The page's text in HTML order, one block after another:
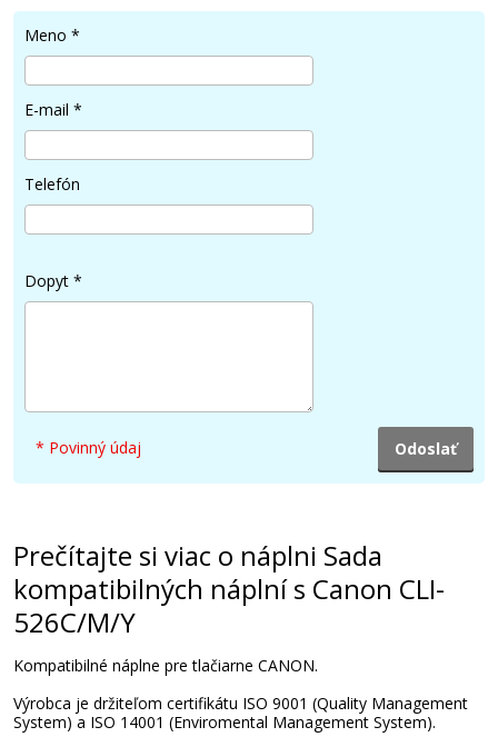
4,90 €
Pridať do košíka
Kompatibilná náplň s Canon CLI-526GY
5,90 €
Kompatibilná náplň s Canon PGI-525BK
Meno *
E-mail *
Telefón
Dopyt *
* Povinný údaj
Prečítajte si viac o náplni Sada
kompatibilných náplní s Canon CLI-
526C/M/Y
Kompatibilné náplne pre tlačiarne CANON.
Výrobca je držiteľom certifikátu ISO 9001 (Quality Management
System) a ISO 14001 (Enviromental Management System).